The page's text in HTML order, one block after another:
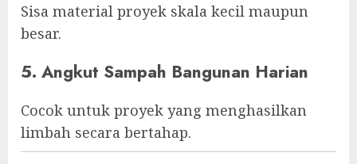
Sisa material proyek skala kecil maupun
besar.
5. Angkut Sampah Bangunan Harian
Cocok untuk proyek yang menghasilkan
limbah secara bertahap.